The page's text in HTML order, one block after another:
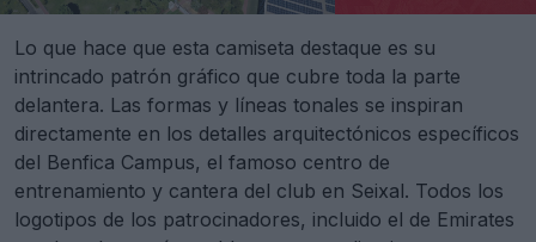
Lo que hace que esta camiseta destaque es su
intrincado patrón gráfico que cubre toda la parte
delantera. Las formas y líneas tonales se inspiran
directamente en los detalles arquitectónicos específicos
del Benfica Campus, el famoso centro de
entrenamiento y cantera del club en Seixal. Todos los
logotipos de los patrocinadores, incluido el de Emirates